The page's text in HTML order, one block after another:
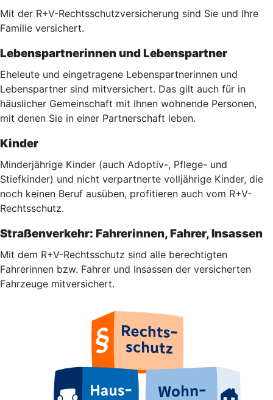
Mit der R+V-Rechtsschutzversicherung sind Sie und Ihre
Familie versichert.
Lebenspartnerinnen und Lebenspartner
Eheleute und eingetragene Lebenspartnerinnen und
Lebenspartner sind mitversichert. Das gilt auch für in
häuslicher Gemeinschaft mit Ihnen wohnende Personen,
mit denen Sie in einer Partnerschaft leben.
Kinder
Minderjährige Kinder (auch Adoptiv-, Pflege- und
Stiefkinder) und nicht verpartnerte volljährige Kinder, die
noch keinen Beruf ausüben, profitieren auch vom R+V-
Rechtsschutz.
Straßenverkehr: Fahrerinnen, Fahrer, Insassen
Mit dem R+V-Rechtsschutz sind alle berechtigten
Fahrerinnen bzw. Fahrer und Insassen der versicherten
Fahrzeuge mitversichert.